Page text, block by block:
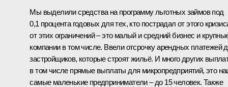
Мы выделили средства на программу льготных займов под
0,1 процента годовых для тех, кто пострадал от этого
от этих ограничений – это малый и средний бизнес и
компании в том числе. Ввели отсрочку арендных платежей
застройщиков, которые строят жильё. И много других
в том числе прямые выплаты для микропредприятий, это
самые маленькие предприниматели – до 15 человек. Также